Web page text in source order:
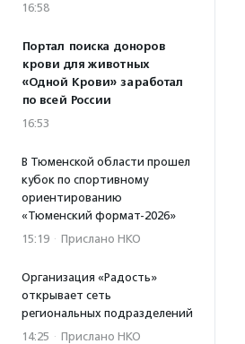
16:58
Портал поиска доноров
крови для животных
«Одной Крови» заработал
по всей России
16:53
В Тюменской области прошел
кубок по спортивному
ориентированию
«Тюменский формат-2026»
15:19 · Прислано НКО
Организация «Радость»
открывает сеть
региональных подразделений
14:25 · Прислано НКО